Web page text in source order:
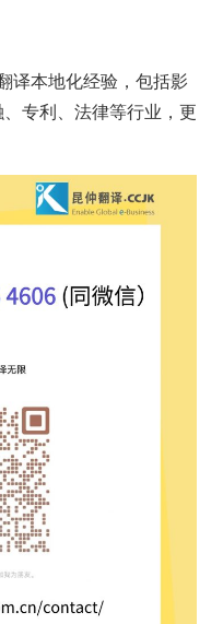
译本地化经验，包括影
专利、法律等行业，更